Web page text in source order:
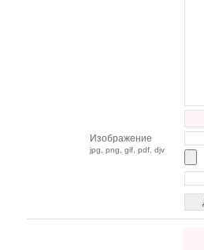
Изображение
jpg, png, gif, pdf, djv